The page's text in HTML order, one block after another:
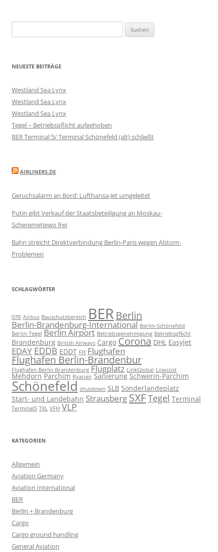
nach:
NEUESTE BEITRÄGE
Westland Sea Lynx
Westland Sea Lynx
Westland Sea Lynx
Tegel – Betriebspflicht aufgehoben
BER Terminal 5/ Terminal Schönefeld (alt) schließt
AIRLINERS.DE
Geruchsalarm an Bord: Lufthansa-Jet umgeleitet
Putin gibt Verkauf der Staatsbeteiligung an Moskau-
Scheremetjewo frei
Bahn streicht Direktverbindung Berlin-Paris wegen Alstom-
Problemen
SCHLAGWÖRTER
07R Airbus Bauschutzbereich BER Berlin
Berlin-Brandenburg-International Berlin-Schönefeld
Berlin-Tegel Berlin Airport Betriebsgenehmigung Betriebspflicht
Brandenburg British Airways Cargo Corona DHL Easyjet
EDAY EDDB EDDT FH Flughafen
Flughafen Berlin-Brandenbur
Flughafen Berlin Brandenburg Flugplatz LinkGlobal Lowcost
Mehdorn Parchim Ryanair Sanierung Schwerin-Parchim
Schönefeld shutdown SLB Sonderlandeplatz
Start- und Landebahn Strausberg SXFTegel Terminal
Terminal5 TXL VFH VLP
KATEGORIEN
Allgemein
Aviation Germany
Aviation International
BER
Berlin + Brandenburg
Cargo
Cargo ground handling
General Aviation